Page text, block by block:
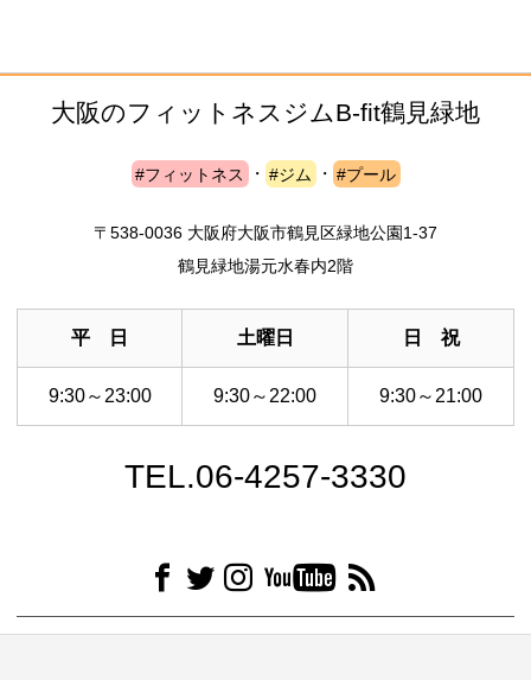
大阪のフィットネスジムB-fit鶴見緑地
#フィットネス ・ #ジム ・ #プール
〒538-0036 大阪府大阪市鶴見区緑地公園1-37
鶴見緑地湯元水春内2階
平 日 土曜日 日 祝
9:30～23:00 9:30～22:00 9:30～21:00
TEL.06-4257-3330